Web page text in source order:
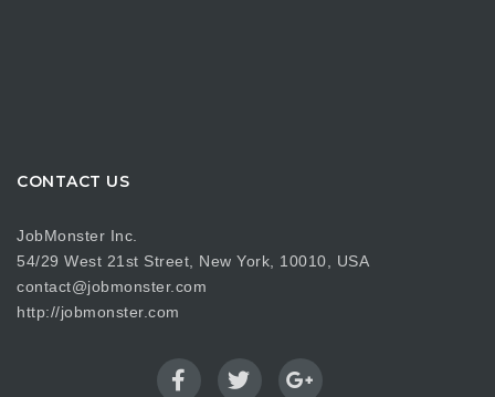
CONTACT US
JobMonster Inc.
54/29 West 21st Street, New York, 10010, USA
contact@jobmonster.com
http://jobmonster.com